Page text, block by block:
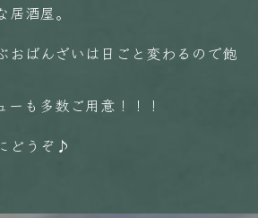
酒屋。
おばんざいは日ごと変わるので飽
ーも多数ご用意！！！
どうぞ♪